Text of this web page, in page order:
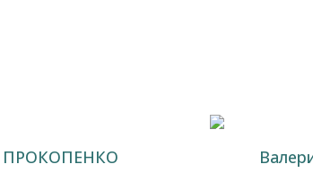
ПРОКОПЕНКО